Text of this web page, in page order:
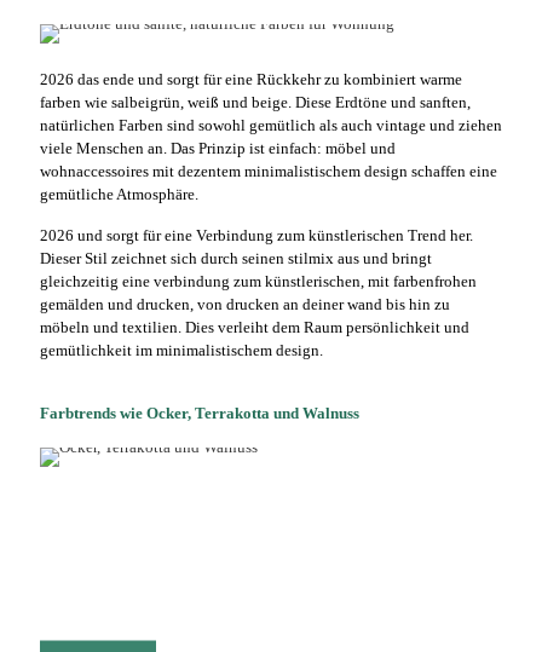
2026 das ende und sorgt für eine Rückkehr zu kombiniert warme
farben wie salbeigrün, weiß und beige. Diese Erdtöne und sanften,
natürlichen Farben sind sowohl gemütlich als auch vintage und ziehen
viele Menschen an. Das Prinzip ist einfach: möbel und
wohnaccessoires mit dezentem minimalistischem design schaffen eine
gemütliche Atmosphäre.
2026 und sorgt für eine Verbindung zum künstlerischen Trend her.
Dieser Stil zeichnet sich durch seinen stilmix aus und bringt
gleichzeitig eine verbindung zum künstlerischen, mit farbenfrohen
gemälden und drucken, von drucken an deiner wand bis hin zu
möbeln und textilien. Dies verleiht dem Raum persönlichkeit und
gemütlichkeit im minimalistischem design.
Farbtrends wie Ocker, Terrakotta und Walnuss